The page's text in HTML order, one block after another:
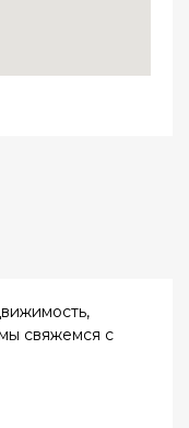
свяжемся с